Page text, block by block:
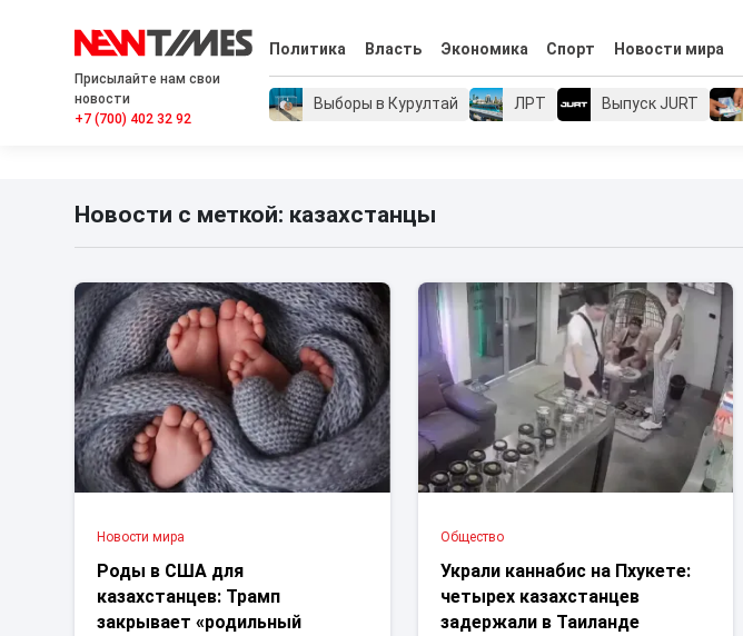
Присылайте нам свои
новости
+7 (700) 402 32 92
Политика Власть Экономика Спорт Новости мира
Выборы в Курултай ЛРТ Выпуск JURT
Новости с меткой: казахстанцы
Новости мира
Роды в США для
казахстанцев: Трамп
закрывает «родильный
Общество
Украли каннабис на Пхукете:
четырех казахстанцев
задержали в Таиланде